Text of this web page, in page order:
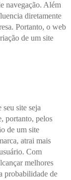
navegação. Além
diretamente
Portanto, o web
de um site
site seja
portanto, pelos
de um site
atrai mais
Com
melhores
probabilidade de